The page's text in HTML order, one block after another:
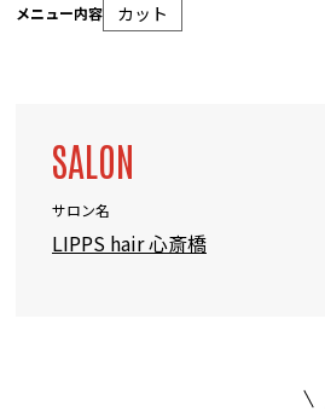
メニュー内容 カット
SALON
サロン名
LIPPS hair 心斎橋